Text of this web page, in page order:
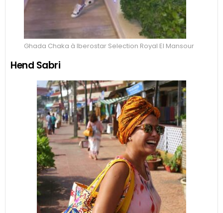
Ghada Chaka à Iberostar Selection Royal El Mansour
Hend Sabri